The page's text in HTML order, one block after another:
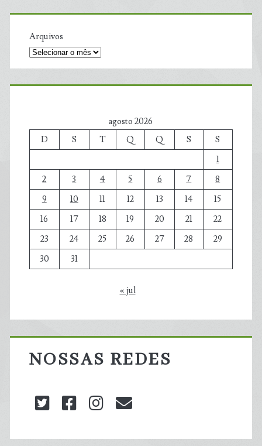
Arquivos
agosto 2026
D
S T Q Q S
S
1
2
3 4 5 6 7
8
9
10 11 12 13 14
15
16
17 18 19 20 21
22
23
24 25 26 27 28
29
30
31
« jul
NOSSAS REDES
twitterfacebookinstagram